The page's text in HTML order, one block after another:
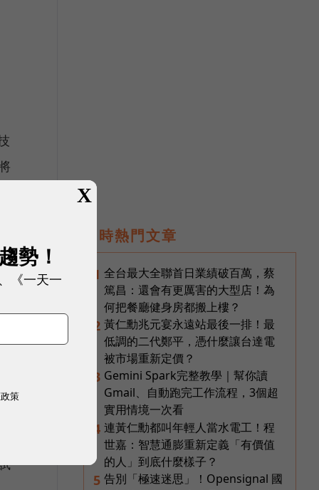
即時熱門文章
1 全台最大全聯首日業績破百萬，蔡
篤昌：還會有更厲害的大型店！為
何把餐廳健身房都搬上樓？
2 黃仁勳兆元宴永遠站最後一排！最
低調的二代鄭平，憑什麼讓台達電
被市場重新定價？
3 Gemini Spark完整教學｜幫你讀
Gmail、自動跑完工作流程，3個超
實用情境一次看
4 連黃仁勳都叫年輕人當水電工！程
世嘉：智慧通膨重新定義「有價值
的人」到底什麼樣子？
5 告別「極速迷思」！Opensignal 國
X
勢！
《一天一
策